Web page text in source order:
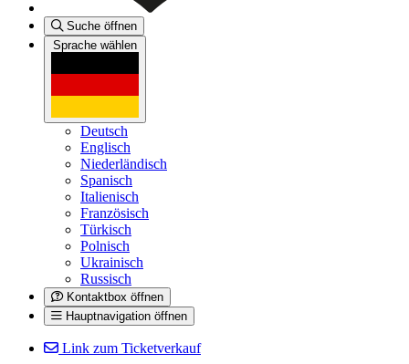
Suche öffnen
Sprache wählen
Deutsch
Englisch
Niederländisch
Spanisch
Italienisch
Französisch
Türkisch
Polnisch
Ukrainisch
Russisch
Kontaktbox öffnen
Hauptnavigation öffnen
Link zum Ticketverkauf